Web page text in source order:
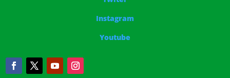
Instagram
Youtube